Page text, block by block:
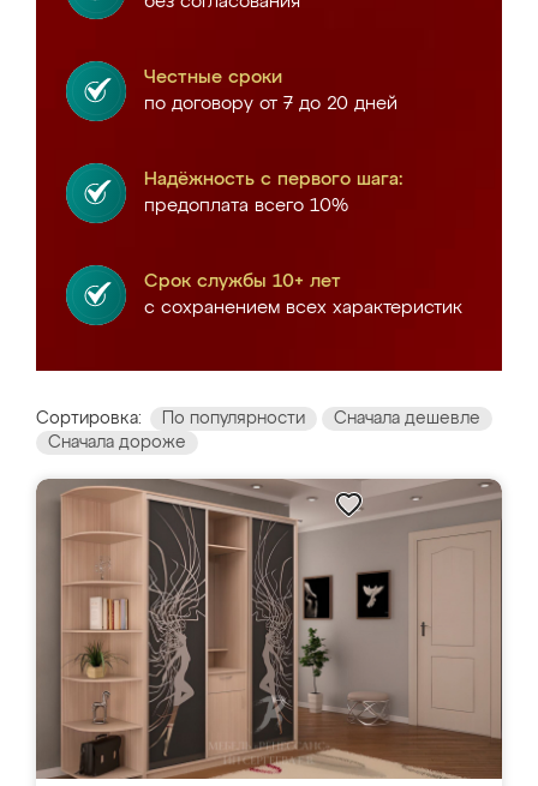
Честные сроки
по договору от 7 до 20 дней
Надёжность с первого шага:
предоплата всего 10%
Срок службы 10+ лет
с сохранением всех характеристик
Сортировка: По популярности
Сначала дешевле
Сначала дороже